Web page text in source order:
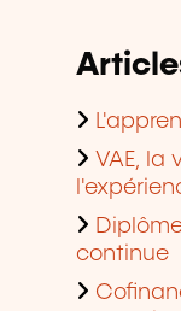
VAE, la
continue